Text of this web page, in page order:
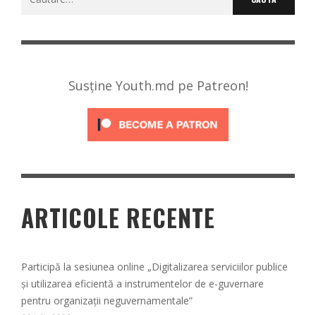
Susține Youth.md pe Patreon!
ARTICOLE RECENTE
Participă la sesiunea online „Digitalizarea serviciilor publice
și utilizarea eficientă a instrumentelor de e-guvernare
pentru organizații neguvernamentale”